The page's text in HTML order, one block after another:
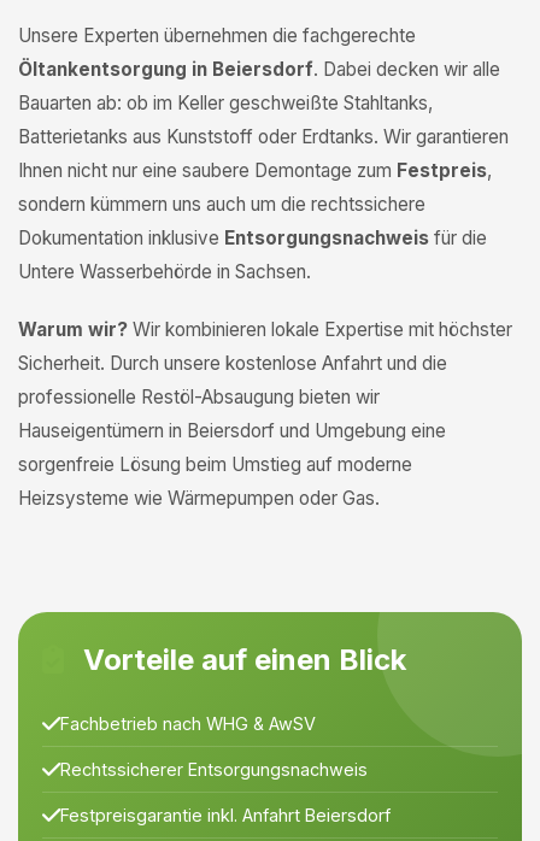
Unsere Experten übernehmen die fachgerechte
Öltankentsorgung in Beiersdorf. Dabei decken wir alle
Bauarten ab: ob im Keller geschweißte Stahltanks,
Batterietanks aus Kunststoff oder Erdtanks. Wir garantieren
Ihnen nicht nur eine saubere Demontage zum Festpreis,
sondern kümmern uns auch um die rechtssichere
Dokumentation inklusive Entsorgungsnachweis für die
Untere Wasserbehörde in Sachsen.
Warum wir? Wir kombinieren lokale Expertise mit höchster
Sicherheit. Durch unsere kostenlose Anfahrt und die
professionelle Restöl-Absaugung bieten wir
Hauseigentümern in Beiersdorf und Umgebung eine
sorgenfreie Lösung beim Umstieg auf moderne
Heizsysteme wie Wärmepumpen oder Gas.
Vorteile auf einen Blick
Fachbetrieb nach WHG & AwSV
Rechtssicherer Entsorgungsnachweis
Festpreisgarantie inkl. Anfahrt Beiersdorf